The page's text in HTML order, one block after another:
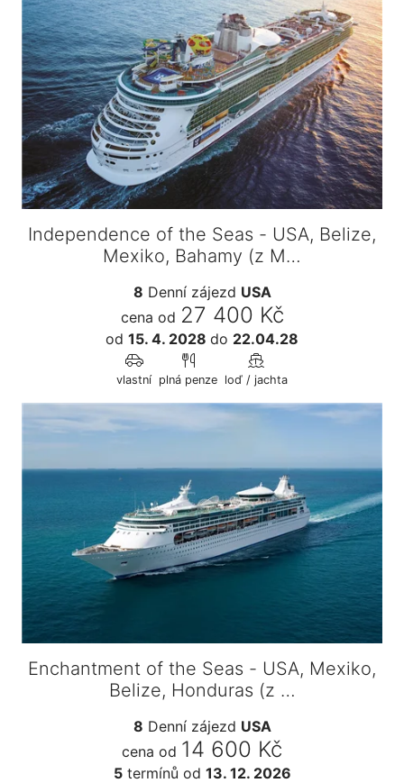
Independence of the Seas - USA, Belize,
Mexiko, Bahamy (z M…
8 Denní zájezd USA
cena od 27 400 Kč
od 15. 4. 2028 do 22.04.28
vlastní plná penze loď / jachta
Enchantment of the Seas - USA, Mexiko,
Belize, Honduras (z …
8 Denní zájezd USA
cena od 14 600 Kč
5termínů od 13. 12. 2026